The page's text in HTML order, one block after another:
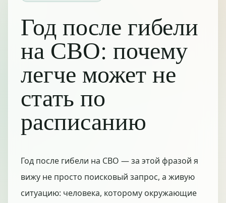
Год после гибели
на СВО: почему
легче может не
стать по
расписанию
Год после гибели на СВО — за этой фразой я
вижу не просто поисковый запрос, а живую
ситуацию: человека, которому окружающие